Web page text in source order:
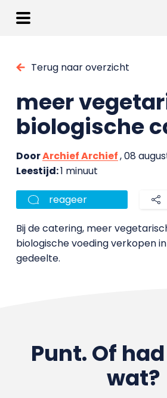
Terug naar overzicht
meer
biologische
DoorArchief Archief, 08
Leestijd:1 minuut
reageer
Bij de catering, meer
biologische voeding verkopen
gedeelte.
Punt. Of
wat?